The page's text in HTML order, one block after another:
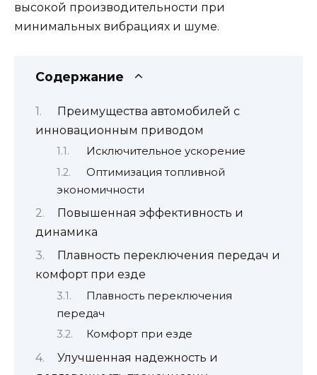
высокой производительности при
минимальных вибрациях и шуме.
Содержание
Преимущества автомобилей с
инновационным приводом
Исключительное ускорение
Оптимизация топливной
экономичности
Повышенная эффективность и
динамика
Плавность переключения передач и
комфорт при езде
Плавность переключения
передач
Комфорт при езде
Улучшенная надежность и